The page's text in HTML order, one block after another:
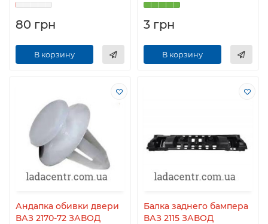
80 грн
В корзину
3 грн
В корзину
Андапка обивки двери
ВАЗ 2170-72 ЗАВОД
Балка заднего бампера
ВАЗ 2115 ЗАВОД